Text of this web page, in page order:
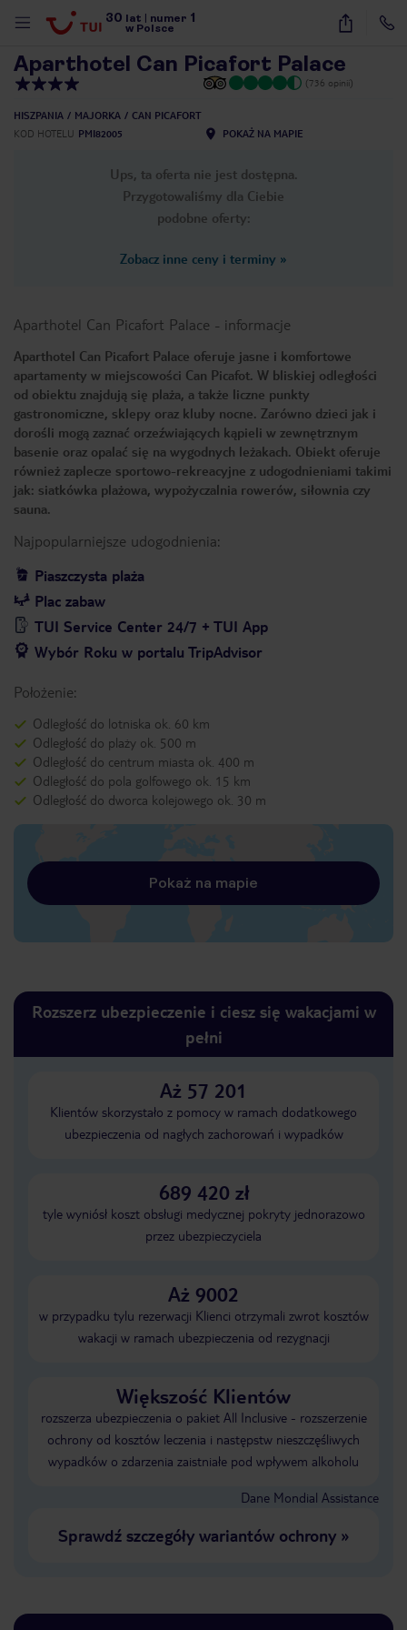
30 lat numer 1
w Polsce
23
Aparthotel Can Picafort Palace
(736 opinii)
HISZPANIA MAJORKA
CAN PICAFORT
KOD HOTELU PMI82005 POKAŻ NA MAPIE
Ups, ta oferta nie jest dostępna.
Przygotowaliśmy dla Ciebie
podobne oferty:
Zobacz inne ceny i terminy »
Aparthotel Can Picafort Palace - informacje
Aparthotel Can Picafort Palace oferuje jasne i komfortowe
apartamenty w miejscowości Can Picafot. W bliskiej odległości
od obiektu znajdują się plaża, a także liczne punkty
gastronomiczne, sklepy oraz kluby nocne. Zarówno dzieci jak i
dorośli mogą zaznać orzeźwiających kąpieli w zewnętrznym
basenie oraz opalać się na wygodnych leżakach. Obiekt oferuje
również zaplecze sportowo-rekreacyjne z udogodnieniami takimi
jak: siatkówka plażowa, wypożyczalnia rowerów, siłownia czy
sauna.
Najpopularniejsze udogodnienia:
Piaszczysta plaża
Plac zabaw
TUI Service Center 24/7 + TUI App
Wybór Roku w portalu TripAdvisor
Położenie:
Odległość do lotniska ok. 60 km
Odległość do plaży ok. 500 m
Odległość do centrum miasta ok. 400 m
Odległość do pola golfowego ok. 15 km
Odległość do dworca kolejowego ok. 30 m
Pokaż na mapie
Rozszerz ubezpieczenie i ciesz się wakacjami w
pełni
Aż 57 201
Klientów skorzystało z pomocy w ramach dodatkowego
ubezpieczenia od nagłych zachorowań i wypadków
689 420 zł
tyle wyniósł koszt obsługi medycznej pokryty jednorazowo
przez ubezpieczyciela
Aż 9002
w przypadku tylu rezerwacji Klienci otrzymali zwrot kosztów
wakacji w ramach ubezpieczenia od rezygnacji
Większość Klientów
rozszerza ubezpieczenia o pakiet All Inclusive - rozszerzenie
ochrony od kosztów leczenia i następstw nieszczęśliwych
wypadków o zdarzenia zaistniałe pod wpływem alkoholu
Dane Mondial Assistance
Sprawdź szczegóły wariantów ochrony»